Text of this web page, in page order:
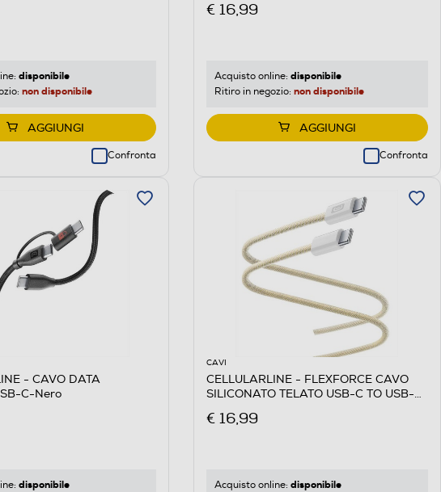
disponibile
non disponibile
AGGIUNGI
Confronta
€ 16,99
Acquisto online: disponibile
Ritiro in negozio: non disponibile
AGGIUNGI
Confronta
- CAVO DATA
C-Nero
disponibile
CAVI
CELLULARLINE - FLEXFORCE CAVO
SILICONATO TELATO USB-C TO USB-C-
€ 16,99
Acquisto online: disponibile